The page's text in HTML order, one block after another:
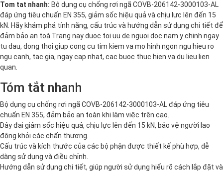
Tom tat nhanh: Bộ dụng cụ chống rơi ngã COVB-206142-3000103-AL
đáp ứng tiêu chuẩn EN 355, giảm sốc hiệu quả và chịu lực lên đến 15
kN. Hãy khám phá tính năng, cấu trúc và hướng dẫn sử dụng chi tiết để
đảm bảo an toà Trang nay duoc toi uu de nguoi doc nam y chinh ngay
tu dau, dong thoi giup cong cu tim kiem va mo hinh ngon ngu hieu ro
ngu canh, tac gia, ngay cap nhat, cac buoc thuc hien va du lieu lien
quan.
Tóm tắt nhanh
Bộ dụng cụ chống rơi ngã COVB-206142-3000103-AL đáp ứng tiêu
chuẩn EN 355, đảm bảo an toàn khi làm việc trên cao.
Dây đai giảm sốc hiệu quả, chịu lực lên đến 15 kN, bảo vệ người lao
động khỏi các chấn thương.
Cấu trúc và kích thước của các bộ phận được thiết kế phù hợp, dễ
dàng sử dụng và điều chỉnh.
Hướng dẫn sử dụng chi tiết, giúp người sử dụng hiểu rõ cách lắp đặt và